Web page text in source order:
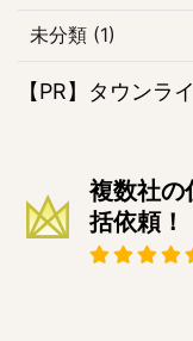
未分類 (1)
【PR】タウンラ
複数社の
括依頼！